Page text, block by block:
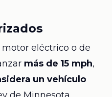
eléctrico o de
más de 15 mph,
un vehículo